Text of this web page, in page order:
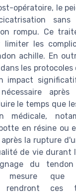
opératoire, le
sans
rompu. Ce
limiter les
achille. En
les protocoles
impact
nécessaire
le temps que
médicale,
en résine ou
la rupture
de vie durant
du tendon
mesure que
rendront ces